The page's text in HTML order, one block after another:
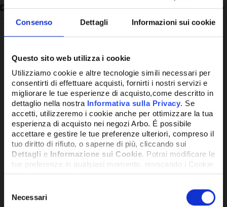
Consenso Dettagli Informazioni sui cookie
Questo sito web utilizza i cookie
Utilizziamo cookie e altre tecnologie simili necessari per
consentirti di effettuare acquisti, fornirti i nostri servizi e
migliorare le tue esperienze di acquisto,come descritto in
dettaglio nella nostra Informativa sulla Privacy. Se
accetti, utilizzeremo i cookie anche per ottimizzare la tua
esperienza di acquisto nei negozi Arbo. É possibile
accettare e gestire le tue preferenze ulteriori, compreso il
tuo diritto di rifiuto, o saperne di più, cliccando sui
Dettagli e Informazione sui Cookie. Potrai modificare le
tue preferenze in qualsiasi momento, revocando i Cookie
precedentemente autorizzati, direttamente dalle
delNecessari
Disponibilità
Potrebbe anche interessarti